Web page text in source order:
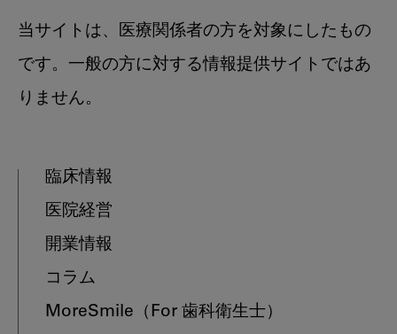
当サイトは、医療関係者の方を対象にしたもの
です。一般の方に対する情報提供サイトではあ
りません。
臨床情報
医院経営
開業情報
コラム
MoreSmile （For 歯科衛生士）